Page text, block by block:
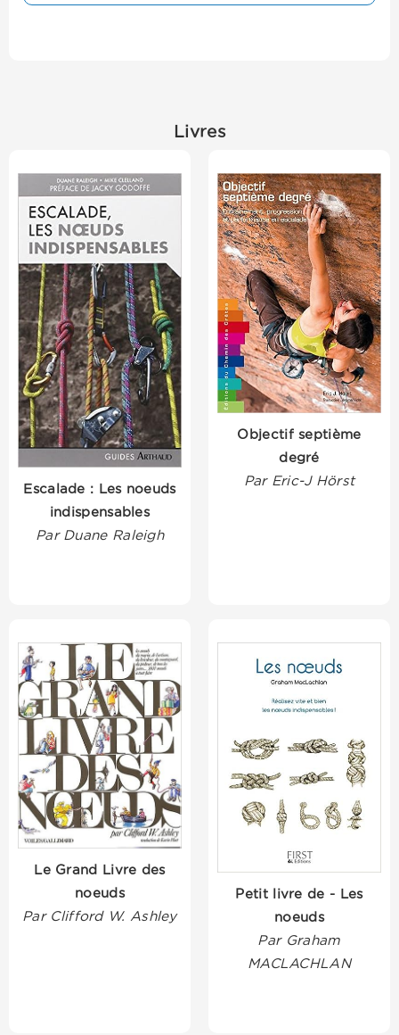
Livres
Escalade : Les noeuds
indispensables
Par Duane Raleigh
Objectif septième
degré
Par Eric-J Hörst
Le Grand Livre des
noeuds
Par Clifford W. Ashley
Petit livre de - Les
noeuds
Par Graham
MACLACHLAN